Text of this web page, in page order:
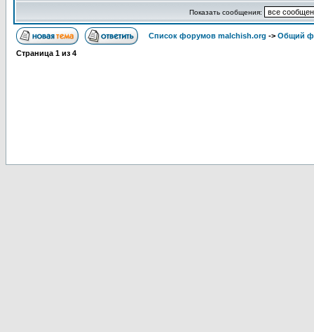
Показать сообщения:
Список форумов malchish.org -> Общий
Страница 1 из 4